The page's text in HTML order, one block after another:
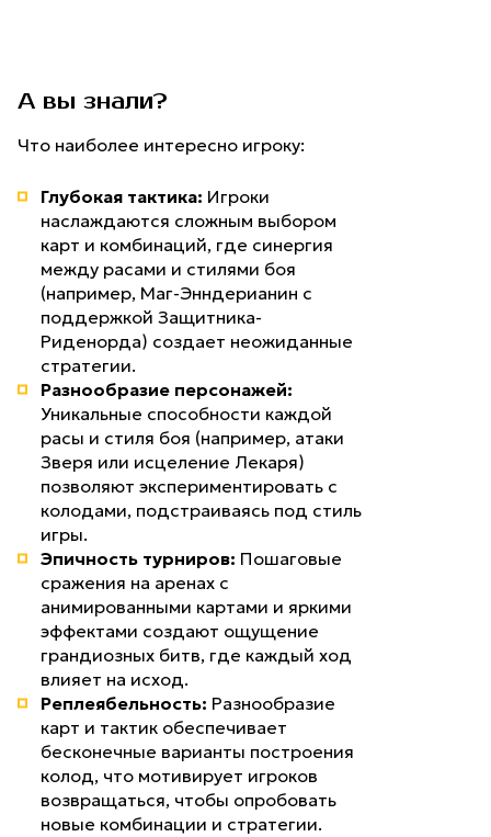
А вы знали?
Что наиболее интересно игроку:
Глубокая тактика: Игроки
наслаждаются сложным выбором
карт и комбинаций, где синергия
между расами и стилями боя
(например, Маг-Энндерианин с
поддержкой Защитника-
Риденорда) создает неожиданные
стратегии.
Разнообразие персонажей:
Уникальные способности каждой
расы и стиля боя (например, атаки
Зверя или исцеление Лекаря)
позволяют экспериментировать с
колодами, подстраиваясь под стиль
игры.
Эпичность турниров: Пошаговые
сражения на аренах с
анимированными картами и яркими
эффектами создают ощущение
грандиозных битв, где каждый ход
влияет на исход.
Реплеябельность: Разнообразие
карт и тактик обеспечивает
бесконечные варианты построения
колод, что мотивирует игроков
возвращаться, чтобы опробовать
новые комбинации и стратегии.